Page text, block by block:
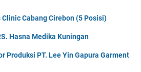
Cabang Cirebon (5 Posisi)
Hasna Medika Kuningan
Produksi PT. Lee Yin Gapura Garment